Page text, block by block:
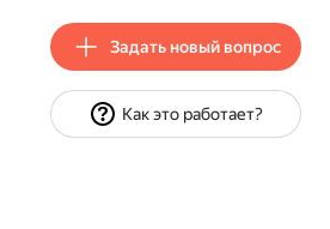
Задать новый вопрос
Как это работает?